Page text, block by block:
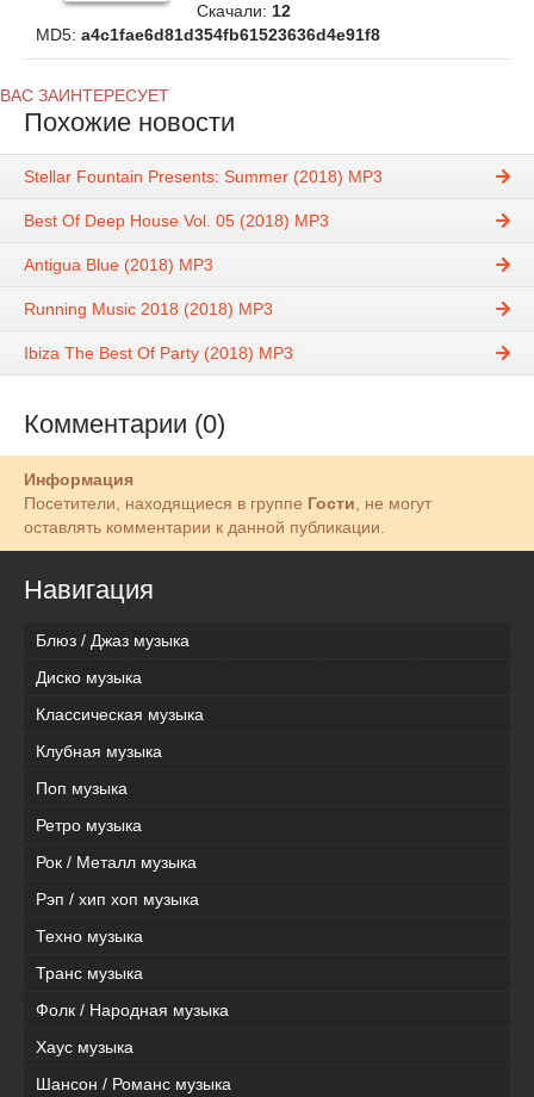
Скачали: 12
MD5: a4c1fae6d81d354fb61523636d4e91f8
ВАС ЗАИНТЕРЕСУЕТ
Похожие новости
Stellar Fountain Presents: Summer (2018) MP3
Best Of Deep House Vol. 05 (2018) MP3
Antigua Blue (2018) MP3
Running Music 2018 (2018) MP3
Ibiza The Best Of Party (2018) MP3
Комментарии (0)
Информация
Посетители, находящиеся в группе Гости, не могут
оставлять комментарии к данной публикации.
Навигация
Блюз / Джаз музыка
Диско музыка
Классическая музыка
Клубная музыка
Поп музыка
Ретро музыка
Рок / Металл музыка
Рэп / хип хоп музыка
Техно музыка
Транс музыка
Фолк / Народная музыка
Хаус музыка
Шансон / Романс музыка